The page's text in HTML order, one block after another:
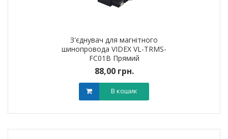
З'єднувач для магнітного
шинопровода VIDEX VL-TRMS-
FC01B Прямий
88,00 грн.
В кошик